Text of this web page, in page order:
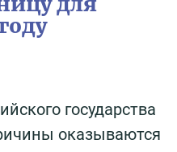
государства
оказываются